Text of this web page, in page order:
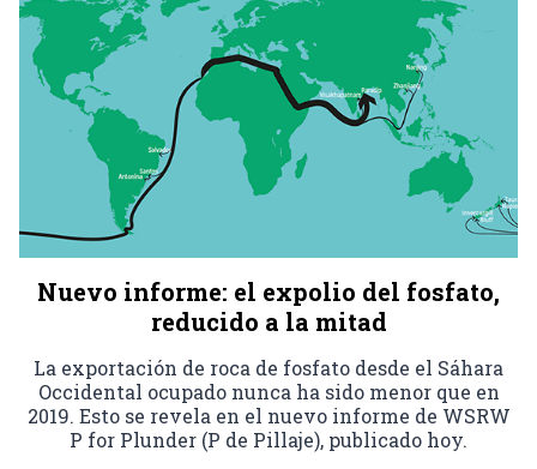
Nuevo informe: el expolio del fosfato,
reducido a la mitad
La exportación de roca de fosfato desde el Sáhara
Occidental ocupado nunca ha sido menor que en
2019. Esto se revela en el nuevo informe de WSRW
P for Plunder (P de Pillaje), publicado hoy.